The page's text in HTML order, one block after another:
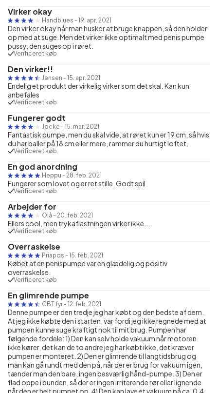
Virker okay
Handblues - 19. apr. 2021
Den virker okay når man husker at bruge knappen, så den holder
op med at suge. Men det virker ikke optimalt med penis pumpe
pussy, den suges op i røret.
Verificeret køb
Den virker!!
Jensen - 15. apr. 2021
Endelig et produkt der virkelig virker som det skal. Kan kun
anbefales
Verificeret køb
Fungerer godt
Jocke - 15. mar. 2021
Fantastisk pumpe, men du skal vide, at røret kun er 19 cm, så hvis
du har baller på 18 cm eller mere, rammer du hurtigt loftet.
Verificeret køb
En god anordning
Heppu - 28. feb. 2021
Fungerer som lovet og er ret stille. Godt spil
Verificeret køb
Arbejder for
Olå - 20. feb. 2021
Ellers cool, men trykaflastningen virker ikke....
Verificeret køb
Overraskelse
Priapos - 15. feb. 2021
Købet af en penispumpe var en glædelig og positiv
overraskelse.
Verificeret køb
En glimrende pumpe
CBT fyr - 12. feb. 2021
Denne pumpe er den tredje jeg har købt og den bedste af dem.
At jeg ikke købte den i starten, var fordi jeg ikke regnede med at
pumpen kunne suge kraftigt nok til mit brug. Pumpen har
følgende fordele: 1) Den kan selv holde vakuum når motoren
ikke kører, det kan de to andre jeg har købt ikke, det kræver
pumpen er monteret. 2) Den er glimrende til langtidsbrug og
man kan gå rundt med den på, når der er brug for vakuum igen,
tænder man den bare, ingen besværlig hånd-pumpe. 3) Den er
flad oppe i bunden, så der er ingen irriterende rør eller lignende
når den er helt pumpet op. 4) Den kan lave et vakuum på ca. 0,4